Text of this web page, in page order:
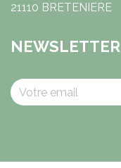
21110 BRETENIERE
NEWSLETTER